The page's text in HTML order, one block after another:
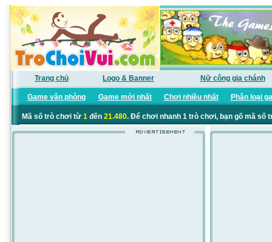
Trang chủ Logo & Banner Nữ công gia chánh
Game văn phòng Game mới nhất Chơi nhiều nhất Phân loại
Mã số trò chơi từ 1đến 21.480. Để chơi nhanh 1 trò chơi, bạn gõ mã số